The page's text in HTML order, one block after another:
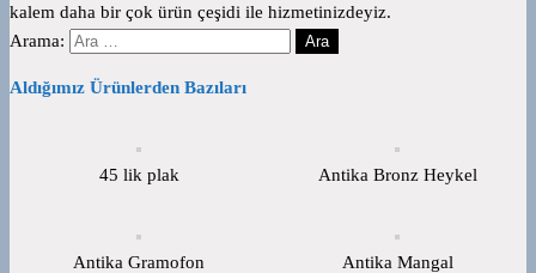
kalem daha bir çok ürün çeşidi ile hizmetinizdeyiz.
Arama:
Aldığımız Ürünlerden Bazıları
45 lik plak Antika Bronz Heykel
Antika Gramofon Antika Mangal